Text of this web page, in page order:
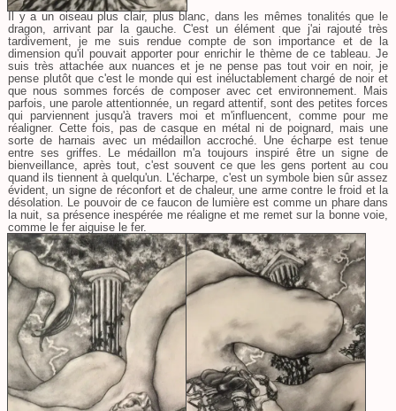
Il y a un oiseau plus clair, plus blanc, dans les mêmes tonalités que le
dragon, arrivant par la gauche. C'est un élément que j'ai rajouté très
tardivement, je me suis rendue compte de son importance et de la
dimension qu'il pouvait apporter pour enrichir le thème de ce tableau. Je
suis très attachée aux nuances et je ne pense pas tout voir en noir, je
pense plutôt que c'est le monde qui est inéluctablement chargé de noir et
que nous sommes forcés de composer avec cet environnement. Mais
parfois, une parole attentionnée, un regard attentif, sont des petites forces
qui parviennent jusqu'à travers moi et m'influencent, comme pour me
réaligner. Cette fois, pas de casque en métal ni de poignard, mais une
sorte de harnais avec un médaillon accroché. Une écharpe est tenue
entre ses griffes. Le médaillon m'a toujours inspiré être un signe de
bienveillance, après tout, c'est souvent ce que les gens portent au cou
quand ils tiennent à quelqu'un. L'écharpe, c'est un symbole bien sûr assez
évident, un signe de réconfort et de chaleur, une arme contre le froid et la
désolation. Le pouvoir de ce faucon de lumière est comme un phare dans
la nuit, sa présence inespérée me réaligne et me remet sur la bonne voie,
comme le fer aiguise le fer.